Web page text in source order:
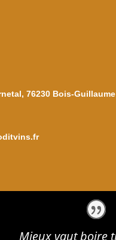
76230 Bois-Guillaume
Mieux vaut boire